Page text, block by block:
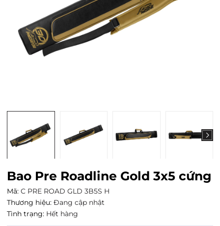
Bao Pre Roadline Gold 3x5 cứng
Mã: C PRE ROAD GLD 3B5S H
Thương hiệu: Đang cập nhật
Tình trạng: Hết hàng